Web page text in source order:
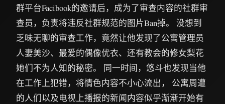
群平台Facibook的邀请后，成为了审查内容的社群审
查员，负责将违反社群规范的图片Ban掉。 没想到
乏味无聊的审查工作，竟然让他发现了公寓管理员
人妻美沙、最爱的偶像优衣、还有教会的修女梨花
她们不为人知的秘密。 同一时间，悠斗也发现当他
在工作上犯错，将情色内容不小心流出， 公寓周遭
的人们以及电视上播报的新闻内容似乎渐渐开始有